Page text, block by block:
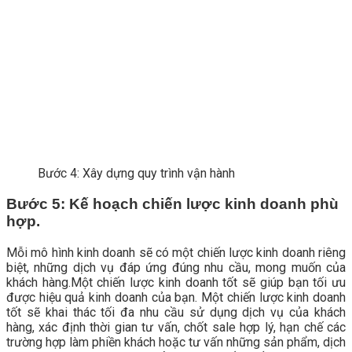
Bước 4: Xây dựng quy trình vận hành
Bước 5: Kế hoạch chiến lược kinh doanh phù
hợp.
Mỗi mô hình kinh doanh sẽ có một chiến lược kinh doanh riêng
biệt, những dịch vụ đáp ứng đúng nhu cầu, mong muốn của
khách hàng.Một chiến lược kinh doanh tốt sẽ giúp bạn tối ưu
được hiệu quả kinh doanh của bạn. Một chiến lược kinh doanh
tốt sẽ khai thác tối đa nhu cầu sử dụng dịch vụ của khách
hàng, xác định thời gian tư vấn, chốt sale hợp lý, hạn chế các
trường hợp làm phiền khách hoặc tư vấn những sản phẩm, dịch